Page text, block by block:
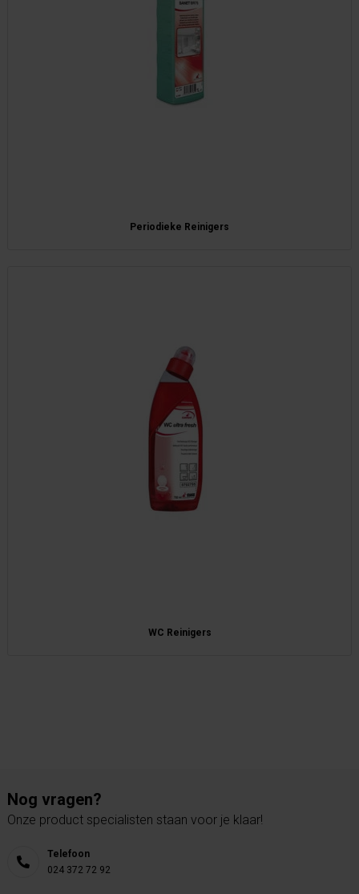
Periodieke Reinigers
WC Reinigers
Nog vragen?
Onze product specialisten staan voor je klaar!
Telefoon
024 372 72 92